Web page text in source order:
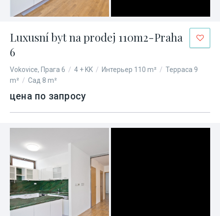
Luxusní byt na prodej 110m2-Praha
6
Vokovice, Прага 6 / 4 + KK / Интерьер 110 m² / Терраса 9
m² / Сад 8 m²
цена по запросу